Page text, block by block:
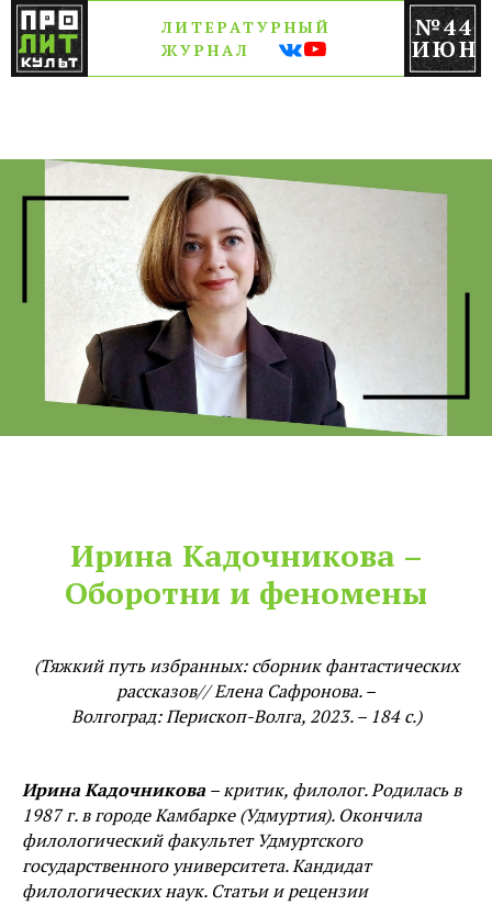
ЛИТЕРАТУРНЫЙ
ЖУРНАЛ
№44
ИЮН
Ирина Кадочникова –
Оборотни и феномены
(Тяжкий путь избранных: сборник фантастических
рассказов// Елена Сафронова. –
Волгоград: Перископ-Волга, 2023. – 184 с.)
Ирина Кадочникова – критик, филолог. Родилась в
1987 г. в городе Камбарке (Удмуртия). Окончила
филологический факультет Удмуртского
государственного университета. Кандидат
филологических наук. Статьи и рецензии